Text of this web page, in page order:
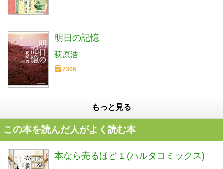
明日の記憶
荻原浩
7306
もっと見る
この本を読んだ人がよく読む本
本なら売るほど 1 (ハルタコミックス)